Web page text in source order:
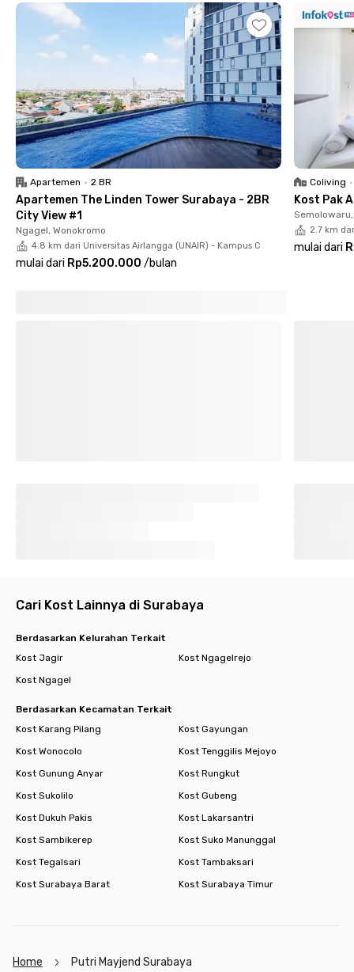
BBQ & Shabu-Shabu yang jaraknya nggak lebih dari 15 menit
jalan kaki. Mau belanja? Jalan kaki saja sejauh 1 km atau 4 menit
berkendara ke Ciputra World Surabaya.
Semua kamar di kost putri Surabaya ini sudah berfurnitur
lengkap dengan AC dan Wi-Fi, serta pilihan kamar mandi dalam
atau luar. Kamu juga bisa menggunakan area komunal, dapur
bersama, serta request area parkir jika membawa kendaraan
pribadi.
Yuk, pilih sendiri kamar kost kamu di Putri Mayjend Surabaya
sebelum kehabisan!
Cari kost lain di Surabaya
Apartemen • 2 BR
Apartemen The Linden Tower Surabaya - 2BR
City View #1
Ngagel, Wonokromo
4.8 km dari Universitas Airlangga (UNAIR) - Kampus C
mulai dari Rp5.200.000 /bulan
Coliving •
Kost Pak
2.7 km
mulai dari
Cari Kost Lainnya di Surabaya
Berdasarkan Kelurahan Terkait
Kost Jagir
Kost Ngagelrejo
Kost Ngagel
Berdasarkan Kecamatan Terkait
Kost Karang Pilang
Kost Gayungan
Kost Wonocolo
Kost Tenggilis Mejoyo
Kost Gunung Anyar
Kost Rungkut
Kost Sukolilo
Kost Gubeng
Kost Dukuh Pakis
Kost Lakarsantri
Kost Sambikerep
Kost Suko Manunggal
Kost Tegalsari
Kost Tambaksari
Kost Surabaya Barat
Kost Surabaya Timur
Home Putri Mayjend Surabaya